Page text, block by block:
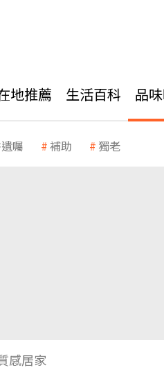
地推薦 生活百科 品
囑 補助 獨老
感居家